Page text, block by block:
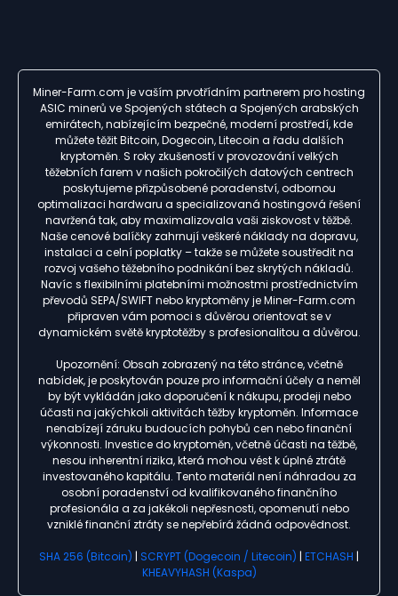
Miner-Farm.com je vaším prvotřídním partnerem pro hosting
ASIC minerů ve Spojených státech a Spojených arabských
emirátech, nabízejícím bezpečné, moderní prostředí, kde
můžete těžit Bitcoin, Dogecoin, Litecoin a řadu dalších
kryptoměn. S roky zkušeností v provozování velkých
těžebních farem v našich pokročilých datových centrech
poskytujeme přizpůsobené poradenství, odbornou
optimalizaci hardwaru a specializovaná hostingová řešení
navržená tak, aby maximalizovala vaši ziskovost v těžbě.
Naše cenové balíčky zahrnují veškeré náklady na dopravu,
instalaci a celní poplatky – takže se můžete soustředit na
rozvoj vašeho těžebního podnikání bez skrytých nákladů.
Navíc s flexibilními platebními možnostmi prostřednictvím
převodů SEPA/SWIFT nebo kryptoměny je Miner-Farm.com
připraven vám pomoci s důvěrou orientovat se v
dynamickém světě kryptotěžby s profesionalitou a důvěrou.
Upozornění: Obsah zobrazený na této stránce, včetně
nabídek, je poskytován pouze pro informační účely a neměl
by být vykládán jako doporučení k nákupu, prodeji nebo
účasti na jakýchkoli aktivitách těžby kryptoměn. Informace
nenabízejí záruku budoucích pohybů cen nebo finanční
výkonnosti. Investice do kryptoměn, včetně účasti na těžbě,
nesou inherentní rizika, která mohou vést k úplné ztrátě
investovaného kapitálu. Tento materiál není náhradou za
osobní poradenství od kvalifikovaného finančního
profesionála a za jakékoli nepřesnosti, opomenutí nebo
vzniklé finanční ztráty se nepřebírá žádná odpovědnost.
SHA 256 (Bitcoin) | SCRYPT (Dogecoin / Litecoin) | ETCHASH |
KHEAVYHASH (Kaspa)